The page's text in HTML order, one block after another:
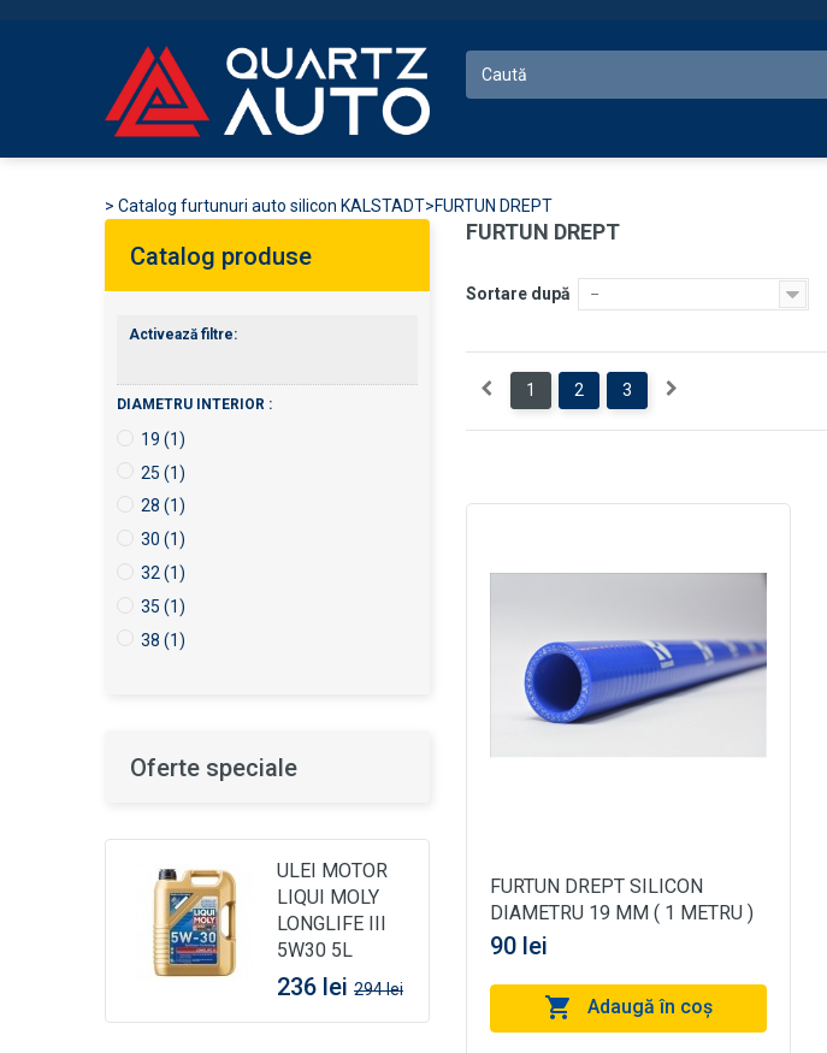
> Catalog furtunuri auto silicon KALSTADT>FURTUN DREPT
FURTUN DREPT
Sortare după --
1 2 3
FURTUN DREPT SILICON
DIAMETRU 19 MM ( 1 METRU )
90 lei
Adaugă în coş
Catalog produse
Activează filtre:
DIAMETRU INTERIOR :
19 (1)
25 (1)
28 (1)
30 (1)
32 (1)
35 (1)
38 (1)
48(1)
51(1)
54(1)
(1)
65(1)
70(1)
Oferte speciale
ULEI MOTOR
LIQUI MOLY
LONGLIFE III
5W30 5L
236 lei 294 lei